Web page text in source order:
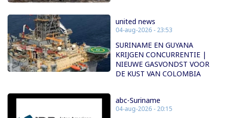
united news
04-aug-2026 - 23:53
SURINAME EN GUYANA
KRIJGEN CONCURRENTIE |
NIEUWE GASVONDST VOOR
DE KUST VAN COLOMBIA
abc-Suriname
04-aug-2026 - 20:15